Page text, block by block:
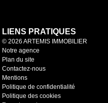
LIENS PRATIQUES
© 2026 ARTEMIS IMMOBILIER
Notre agence
Plan du site
Contactez-nous
Mentions
Politique de confidentialité
Politique des cookies